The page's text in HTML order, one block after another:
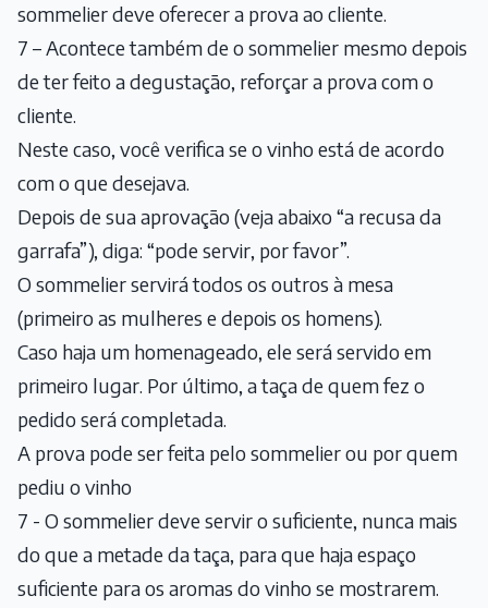
sommelier deve oferecer a prova ao cliente.
7 – Acontece também de o sommelier mesmo depois
de ter feito a degustação, reforçar a prova com o
cliente.
Neste caso, você verifica se o vinho está de acordo
com o que desejava.
Depois de sua aprovação (veja abaixo “a recusa da
garrafa”), diga: “pode servir, por favor”.
O sommelier servirá todos os outros à mesa
(primeiro as mulheres e depois os homens).
Caso haja um homenageado, ele será servido em
primeiro lugar. Por último, a taça de quem fez o
pedido será completada.
A prova pode ser feita pelo sommelier ou por quem
pediu o vinho
7 - O sommelier deve servir o suficiente, nunca mais
do que a metade da taça, para que haja espaço
suficiente para os aromas do vinho se mostrarem.